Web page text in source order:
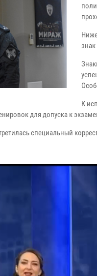
К
для допуска к
специальный